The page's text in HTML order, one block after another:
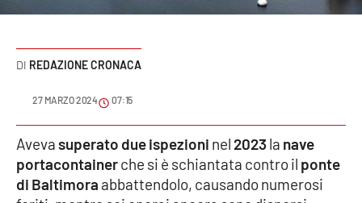
Meteo
Editoriali
REDAZIONE CRONACA
27 MARZO 2024 07:15
Avevasuperato due ispezioni nel 2023 la nave
portacontainerche si è schiantata contro il ponte
di Baltimora abbattendolo, causando numerosi